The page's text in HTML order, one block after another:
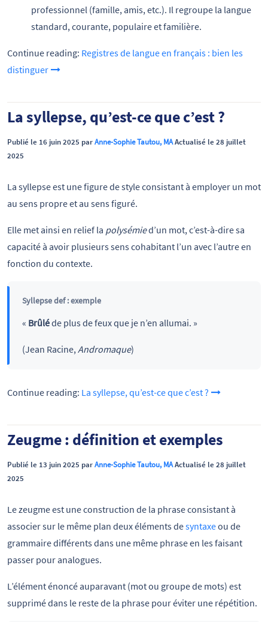
professionnel (famille, amis, etc.). Il regroupe la langue
standard, courante, populaire et familière.
Continue reading: Registres de langue en français : bien les
distinguer
La syllepse, qu’est-ce que c’est ?
Publié le 16 juin 2025 parAnne-Sophie Tautou, MAActualisé le 28 juillet
2025
La syllepse est une figure de style consistant à employer un mot
au sens propre et au sens figuré.
Elle met ainsi en relief la polysémied’un mot, c’est-à-dire sa
capacité à avoir plusieurs sens cohabitant l’un avec l’autre en
fonction du contexte.
Syllepse def : exemple
« Brûléde plus de feux que je n’en allumai. »
(Jean Racine,Andromaque)
Continue reading: La syllepse, qu’est-ce que c’est ?
Zeugme : définition et exemples
Publié le 13 juin 2025 parAnne-Sophie Tautou, MAActualisé le 28 juillet
2025
Le zeugme est une construction de la phrase consistant à
associer sur le même plan deux éléments desyntaxeou de
grammaire différents dans une même phrase en les faisant
passer pour analogues.
L’élément énoncé auparavant (mot ou groupe de mots) est
supprimé dans le reste de la phrase pour éviter une répétition.